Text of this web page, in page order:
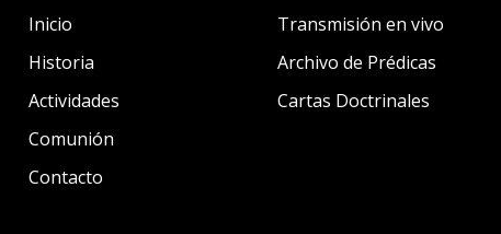
Inicio
Historia
Actividades
Comunión
Contacto
Transmisión en vivo
Archivo de Prédicas
Cartas Doctrinales